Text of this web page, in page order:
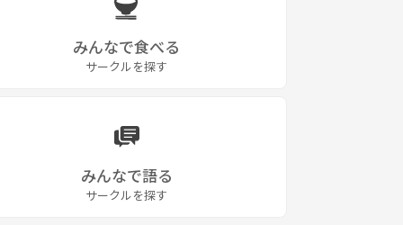
みんなで食べる
サークルを探す
みんなで語る
サークルを探す